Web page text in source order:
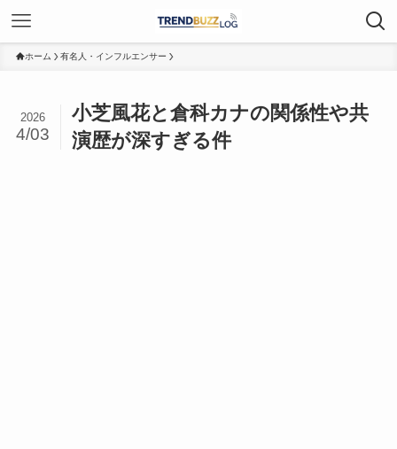
ホーム 有名人・インフルエンサー
小芝風花と倉科カナの関係性や共
演歴が深すぎる件
2026
4/03